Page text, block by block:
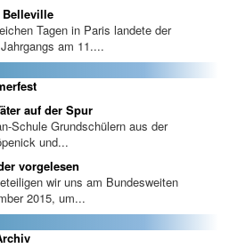
Tagen in Paris landete der
am 11....
auf der Spur
Schule Grundschülern aus der
und...
vorgelesen
wir uns am Bundesweiten
2015, um...